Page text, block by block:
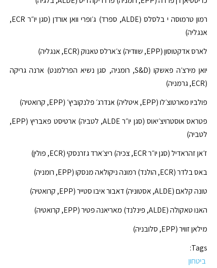
רמון טרמוסה י בלסלס (ALDE, ספרד) ג׳ופרי וואן אורדן (סגן יו״ר ECR,
אנגליה)
לארס אדקטוסון (EPP, שוודיה) צ׳ארלס טאנוק (ECR, אנגליה)
יואן מירצ׳ה פאשקו (S&D, רומניה, סגן נשיא הפרלמנט) ארנה גריקה
(ECR, גרמניה)
פולביו מארטוצ׳לו (EPP, איטליה) אנדרג׳ פלנקוביץ׳ (EPP, קרואטיה)
פטראס אוסטרויצ׳יאוס (סגן יו״ר ALDE, לטביה) ארטיסט פאבריץ (EPP,
לטביה)
ז׳אן זהראדיל (סגן יו״ר ECR, צכיה) ריצ׳ארד גזרנסקי (ECR, פולין)
באס בלדר (ECR, הולנד) רמונה ניקולאה מנסקו (EPP, רומניה)
טונה קלאם (ALDE, אסטוניה) דאבור איבו סטייר (EPP, קרואטיה)
האנו טאקולה (ALDE, פינלנד) מאריאנה פטיר (EPP, קרואטיה)
מילאן זוויר (EPP, סלובניה)
Tags:
ביטחון